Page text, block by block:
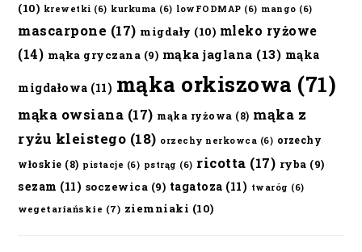
(10) krewetki (6) kurkuma (6) lowFODMAP (6) mango (6)
mascarpone (17) migdały (10) mleko ryżowe
(14) mąka gryczana (9) mąka jaglana (13) mąka
migdałowa (11) mąka orkiszowa (71)
mąka owsiana (17) mąka ryżowa (8) mąka z
ryżu kleistego (18) orzechy nerkowca (6) orzechy
włoskie (8) pistacje (6) pstrąg (6) ricotta (17) ryba (9)
sezam (11) soczewica (9) tagatoza (11) twaróg (6)
wegetariańskie (7) ziemniaki (10)